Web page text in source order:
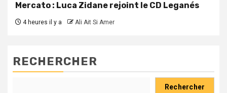
Mercato : Luca Zidane rejoint le CD Leganés
4 heures il y a Ali Ait Si Amer
RECHERCHER
Rechercher